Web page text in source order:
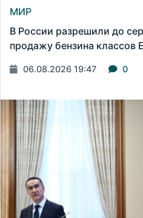
МИР
В России разрешили до
продажу бензина
06.08.2026 19:47 0